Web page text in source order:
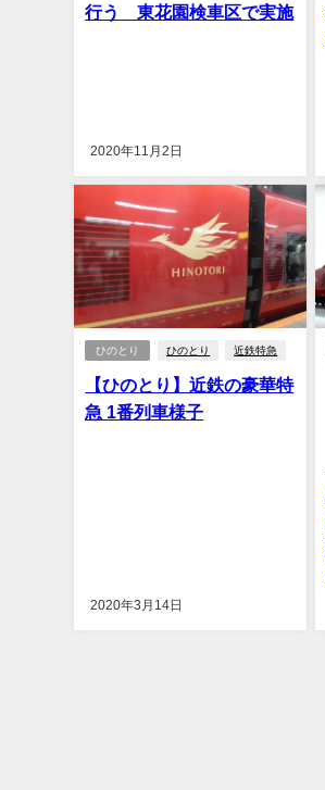
行う 東花園検車区で実施
2020年11月2日
ひのとり ひのとり 近鉄特急
【ひのとり】近鉄の豪華特
急 1番列車様子
2020年3月14日